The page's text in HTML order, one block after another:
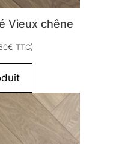
Vieux chêne
€ TTC)